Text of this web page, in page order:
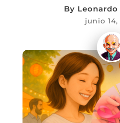
By
junio 14,